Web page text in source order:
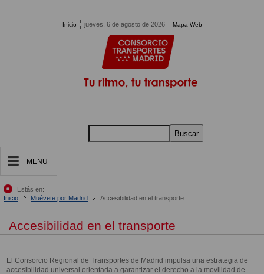
Inicio jueves, 6 de agosto de 2026 Mapa Web
Buscar
MENU
Estás en:
Inicio
Muévete por Madrid Accesibilidad en el transporte
Accesibilidad en el transporte
El Consorcio Regional de Transportes de Madrid impulsa una estrategia de
accesibilidad universal orientada a garantizar el derecho a la movilidad de